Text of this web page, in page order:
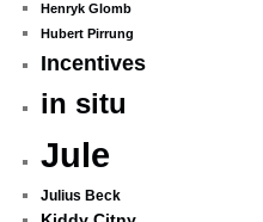
Henryk Glomb
Hubert Pirrung
Incentives
in situ
Jule
Julius Beck